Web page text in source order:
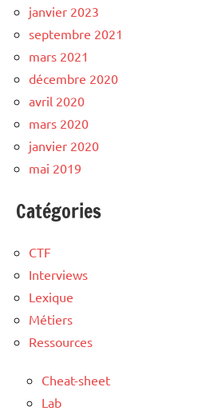
janvier 2023
septembre 2021
mars 2021
décembre 2020
avril 2020
mars 2020
janvier 2020
mai 2019
Catégories
CTF
Interviews
Lexique
Métiers
Ressources
Cheat-sheet
Lab